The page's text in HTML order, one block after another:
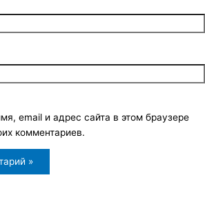
email и адрес сайта в этом браузере
комментариев.